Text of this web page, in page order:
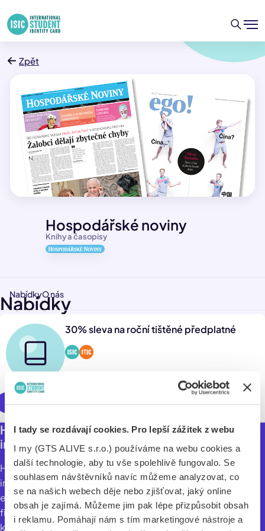
I tady se rozdávají cookies. Pro lepší zážitek z webu
I my (GTS ALIVE s.r.o.) používáme na webu cookies a
další technologie, aby tu vše spolehlivě fungovalo. Se
souhlasem návštěvníků navíc můžeme analyzovat, co
se na našich webech děje nebo zjišťovat, jaký online
obsah je zajímá. Můžeme jim pak lépe přizpůsobit obsah
i reklamu. Pomáhají nám s tím marketingové nástroje a
Zpět
Knihy a časopisy
Hospodářské noviny
NabídkyO nás
Nabídky
30% sleva na roční tištěné předplatné
Využít online
Hospodářské noviny – každodenní spolehlivé
informace – předplatné se slevou 30 %.
Hospodářské noviny jsou zdrojem jasných a spolehlivých
informací, přinášejí exkluzivní rozhovory, analýzy
ekonomických událostí, novinky ze světa hudby, divadla i
filmu. Každý pátek je navíc součástí výtisku magazín ego!,
který je zaměřený na život současného člověka. Vedle